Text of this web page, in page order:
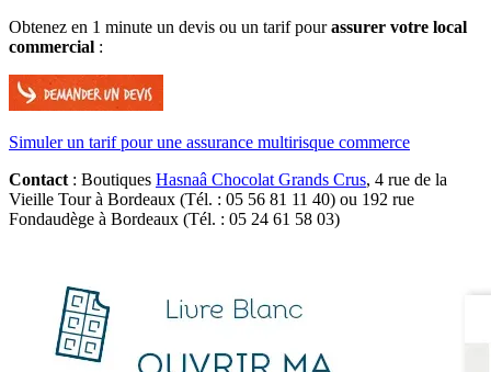
Obtenez en 1 minute un devis ou un tarif pourassurer votre local
commercial :
Simuler un tarif pour une assurance multirisque commerce
Contact : Boutiques Hasnaâ Chocolat Grands Crus, 4 rue de la
Vieille Tour à Bordeaux (Tél. : 05 56 81 11 40) ou 192 rue
Fondaudège à Bordeaux (Tél. : 05 24 61 58 03)